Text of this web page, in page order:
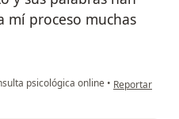
mí proceso muchas
psicológica online • en opinión del
Reportar